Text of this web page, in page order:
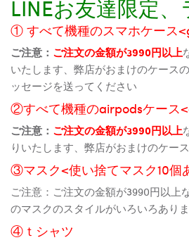
LINEお友達限定
① すべて機種のスマホケース
ご注意： ご注文の金額が3990円以上
いたします、弊店がおまけのケース
ッセージを送ってください
②すべて機種のairpodsケース
ご注意： ご注文の金額が3990円以上
りいたします、弊店がおまけのケー
③マスク<使い捨てマスク10個
ご注意：ご注文の金額が3990円以上
のマスクのスタイルがいろいろあり
④ｔシャツ